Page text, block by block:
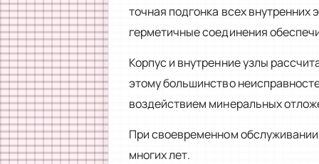
точная подгонка всех
герметичные соединения
Корпус и внутренние узлы
этому большинство
воздействием минеральных
При своевременном
многих лет.